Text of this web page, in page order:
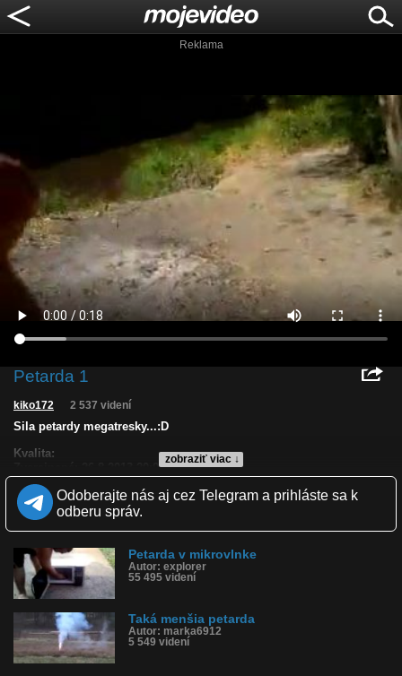
Reklama
Petarda 1
zobraziť viac ↓
kiko172 2 537 videní
Sila petardy megatresky...:D
Kvalita:
Zverejnené: 26.8.2013 20:05
Páči sa: 0% (12 hlasov)
Obľúbené: 1
Komentárov: 5
Tagy: petarda, megatresky
História sledovanosti videa:
Odoberajte nás aj cez Telegram a prihláste sa k
odberu správ.
Petarda v mikrovlnke
Autor: explorer
55 495 videní
Taká menšia petarda
Autor: marka6912
5 549 videní